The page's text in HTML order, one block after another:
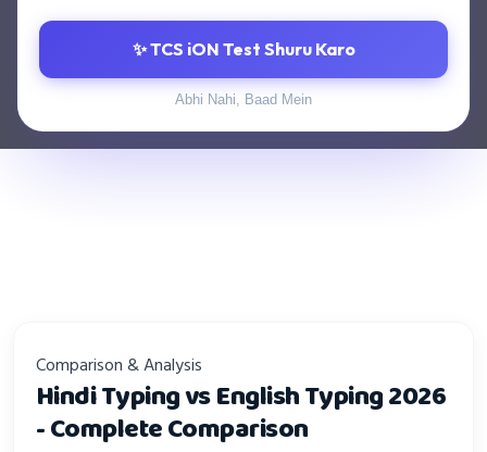
✨ TCS iON Test Shuru Karo
Abhi Nahi, Baad Mein
Comparison & Analysis
Hindi Typing vs English Typing 2026
- Complete Comparison